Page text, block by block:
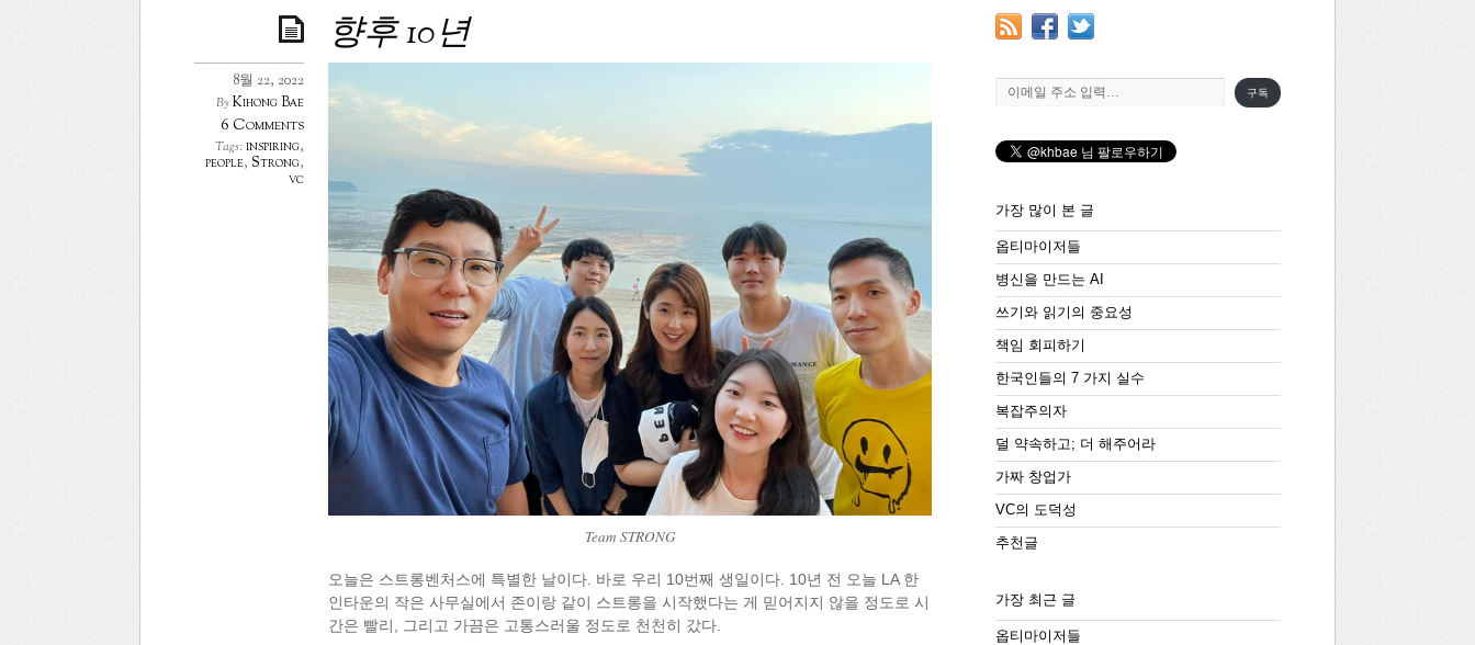
향후 10년
8월 22, 2022
ByKihong Bae
6 Comments
Tags:inspiring,
people, Strong,
vc
Team STRONG
오늘은 스트롱벤처스에 특별한 날이다. 바로 우리 10번째 생일이다. 10년 전 오늘 LA 한
인타운의 작은 사무실에서 존이랑 같이 스트롱을 시작했다는 게 믿어지지 않을 정도로 시
간은 빨리, 그리고 가끔은 고통스러울 정도로 천천히 갔다.
이메일 주소 입력…
구독
가장 많이 본 글
옵티마이저들
병신을 만드는 AI
쓰기와 읽기의 중요성
책임 회피하기
한국인들의 7 가지 실수
복잡주의자
덜 약속하고; 더 해주어라
가짜 창업가
VC의 도덕성
추천글
가장 최근 글
옵티마이저들